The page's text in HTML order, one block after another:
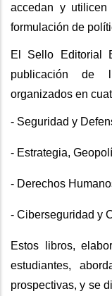
accedan y
formulación de
El Sello Editorial
publicación de
organizados en
- Seguridad y
- Estrategia,
- Derechos
- Ciberseguridad y
Estos libros,
estudiantes,
prospectivas, y se